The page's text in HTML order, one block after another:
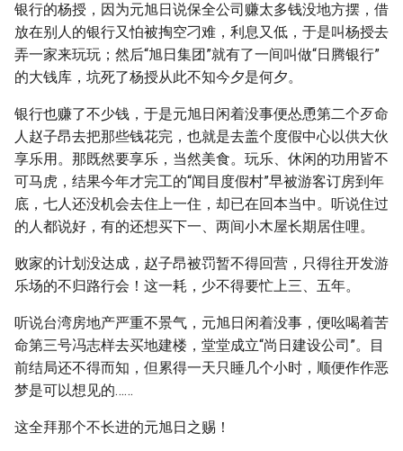
银行的杨授，因为元旭日说保全公司赚太多钱没地方摆，借
放在别人的银行又怕被掏空刁难，利息又低，于是叫杨授去
弄一家来玩玩；然后“旭日集团”就有了一间叫做“日腾银行”
的大钱库，坑死了杨授从此不知今夕是何夕。
银行也赚了不少钱，于是元旭日闲着没事便怂恿第二个歹命
人赵子昂去把那些钱花完，也就是去盖个度假中心以供大伙
享乐用。那既然要享乐，当然美食。玩乐、休闲的功用皆不
可马虎，结果今年才完工的“闻目度假村”早被游客订房到年
底，七人还没机会去住上一住，却已在回本当中。听说住过
的人都说好，有的还想买下一、两间小木屋长期居住哩。
败家的计划没达成，赵子昂被罚暂不得回营，只得往开发游
乐场的不归路行会！这一耗，少不得要忙上三、五年。
听说台湾房地产严重不景气，元旭日闲着没事，便吆喝着苦
命第三号冯志样去买地建楼，堂堂成立“尚日建设公司”。目
前结局还不得而知，但累得一天只睡几个小时，顺便作作恶
梦是可以想见的……
这全拜那个不长进的元旭日之赐！